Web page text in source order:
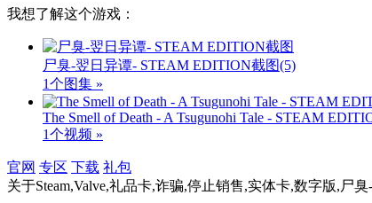
我想了解这个游戏：
尸臭-翌日异谭- STEAM EDITION截图(5)
1个图集 »
The Smell of Death - A Tsugunohi Tale - STEAM
1个视频 »
官网 专区 下载 礼包
关于Steam,Valve,礼品卡,诈骗,停止销售,实体卡,数字版,尸